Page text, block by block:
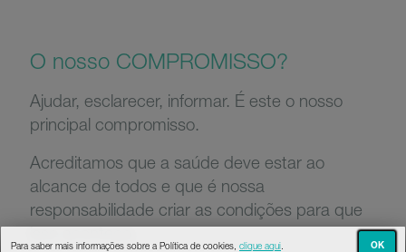
O nosso COMPROMISSO?
Ajudar, esclarecer, informar. É este o nosso
principal compromisso.
Acreditamos que a saúde deve estar ao
alcance de todos e que é nossa
responsabilidade criar as condições para que
isso aconteça.
Para saber mais informações sobre a Política de cookies, clique aqui OK